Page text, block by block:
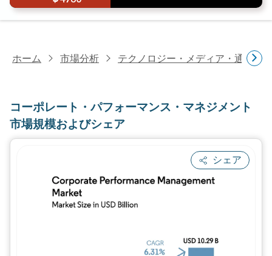
ホーム 市場分析 テクノロジー・メディア・通信研
コーポレート・パフォーマンス・マネジメント
市場規模およびシェア
シェア